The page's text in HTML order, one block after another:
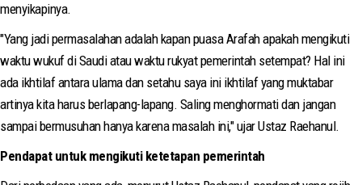
menyikapinya.
"Yang jadi permasalahan adalah kapan puasa Arafah apakah mengikuti
waktu wukuf di Saudi atau waktu rukyat pemerintah setempat? Hal ini
ada ikhtilaf antara ulama dan setahu saya ini ikhtilaf yang muktabar
artinya kita harus berlapang-lapang. Saling menghormati dan jangan
sampai bermusuhan hanya karena masalah ini," ujar Ustaz Raehanul.
Pendapat untuk mengikuti ketetapan pemerintah